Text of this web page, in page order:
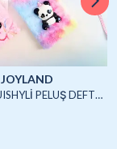
JOYLAND
JOYZ - SQUISHYLİ PELUŞ DEFTER A5 (HAYVANLAR)-4/S